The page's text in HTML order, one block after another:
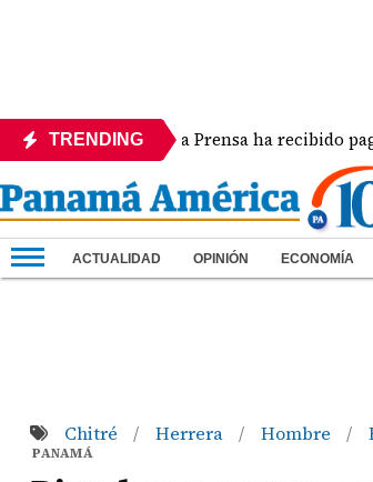
TRENDINGLa Prensa ha recibido pagos
ACTUALIDAD OPINIÓN ECONOMÍA
Chitré / Herrera / Hombre /
PANAMÁ